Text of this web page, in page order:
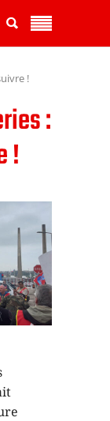
!
:
!